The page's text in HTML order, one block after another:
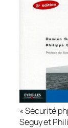
« Sécurité
Seguy et